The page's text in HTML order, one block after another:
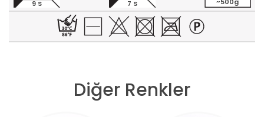
9 S
7 S
~500g
Diğer Renkler